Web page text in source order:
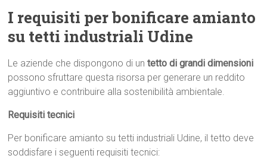
I requisiti per bonificare amianto
su tetti industriali Udine
Le aziende che dispongono di untetto di grandi dimensioni
possono sfruttare questa risorsa per generare un reddito
aggiuntivo e contribuire alla sostenibilità ambientale.
Requisiti tecnici
Per bonificare amianto su tetti industriali Udine, il tetto deve
soddisfare i seguenti requisiti tecnici: